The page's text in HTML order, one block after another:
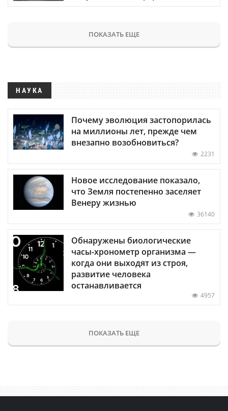
ПОКАЗАТЬ ЕЩЕ
НАУКА
Почему эволюция застопорилась
на миллионы лет, прежде чем
внезапно возобновиться?
2231
Новое исследование показало,
что Земля постепенно заселяет
Венеру жизнью
36140
Обнаружены биологические
часы-хронометр организма —
когда они выходят из строя,
развитие человека
останавливается
4957
ПОКАЗАТЬ ЕЩЕ